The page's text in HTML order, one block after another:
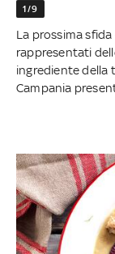
1/9
La prossima
rappresentati
ingrediente della
Campania